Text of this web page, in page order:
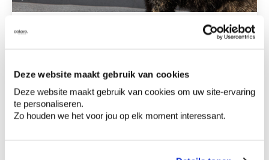
Deze website maakt gebruik van cookies
Deze website maakt gebruik van cookies om uw site-ervaring
te personaliseren.
Zo houden we het voor jou op elk moment interessant.
Claystuc Grit: robuust en expressief